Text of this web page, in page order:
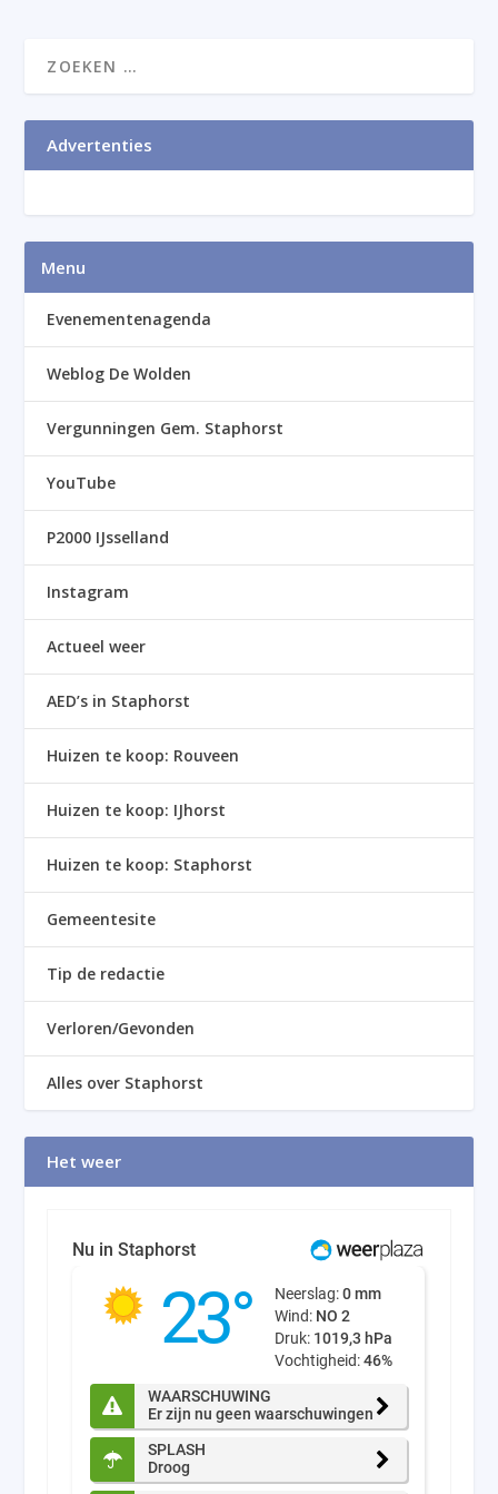
Advertenties
Menu
Evenementenagenda
Weblog De Wolden
Vergunningen Gem. Staphorst
YouTube
P2000 IJsselland
Instagram
Actueel weer
AED’s in Staphorst
Huizen te koop: Rouveen
Huizen te koop: IJhorst
Huizen te koop: Staphorst
Gemeentesite
Tip de redactie
Verloren/Gevonden
Alles over Staphorst
Het weer